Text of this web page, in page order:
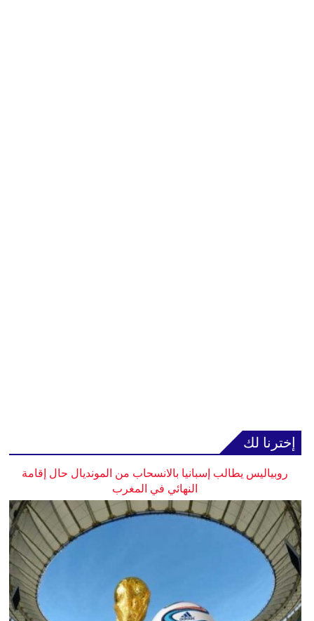
إخترنا لك
روبياليس يطالب إسبانيا بالانسحاب من المونديال حال إقامة
النهائي في المغرب